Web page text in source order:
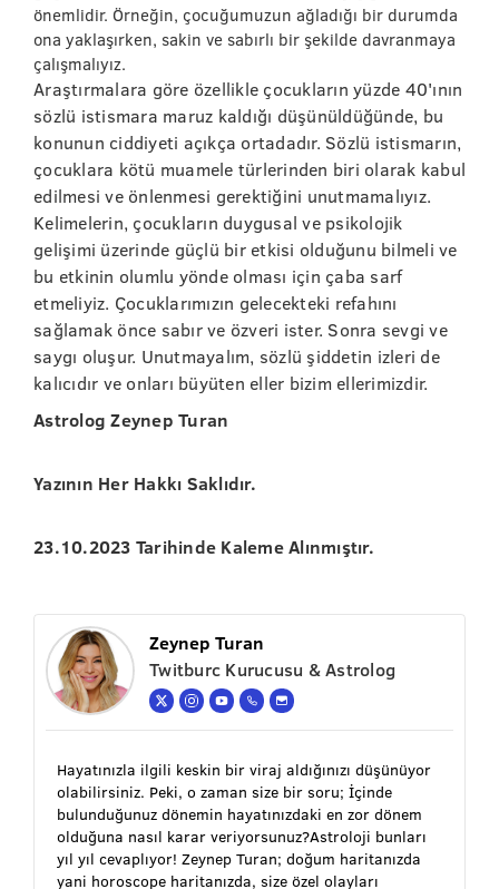
önemlidir. Örneğin, çocuğumuzun ağladığı bir durumda
ona yaklaşırken, sakin ve sabırlı bir şekilde davranmaya
çalışmalıyız.
Araştırmalara göre özellikle çocukların yüzde 40'ının
sözlü istismara maruz kaldığı düşünüldüğünde, bu
konunun ciddiyeti açıkça ortadadır. Sözlü istismarın,
çocuklara kötü muamele türlerinden biri olarak kabul
edilmesi ve önlenmesi gerektiğini unutmamalıyız.
Kelimelerin, çocukların duygusal ve psikolojik
gelişimi üzerinde güçlü bir etkisi olduğunu bilmeli ve
bu etkinin olumlu yönde olması için çaba sarf
etmeliyiz. Çocuklarımızın gelecekteki refahını
sağlamak önce sabır ve özveri ister. Sonra sevgi ve
saygı oluşur. Unutmayalım, sözlü şiddetin izleri de
kalıcıdır ve onları büyüten eller bizim ellerimizdir.
Astrolog Zeynep Turan
Yazının Her Hakkı Saklıdır.
23.10.2023 Tarihinde Kaleme Alınmıştır.
Zeynep Turan
Twitburc Kurucusu & Astrolog
Hayatınızla ilgili keskin bir viraj aldığınızı düşünüyor
olabilirsiniz. Peki, o zaman size bir soru; İçinde
bulunduğunuz dönemin hayatınızdaki en zor dönem
olduğuna nasıl karar veriyorsunuz?Astroloji bunları
yıl yıl cevaplıyor! Zeynep Turan; doğum haritanızda
yani horoscope haritanızda, size özel olayları